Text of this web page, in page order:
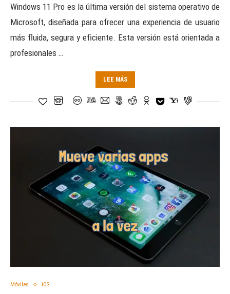
Windows 11 Pro es la última versión del sistema operativo de
Microsoft, diseñada para ofrecer una experiencia de usuario
más fluida, segura y eficiente. Esta versión está orientada a
profesionales …
LEE MÁS
Móviles iOS